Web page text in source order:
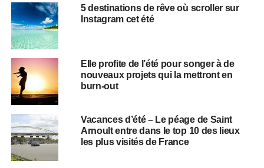
5 destinations de rêve où scroller sur
Instagram cet été
Elle profite de l’été pour songer à de
nouveaux projets qui la mettront en
burn-out
Vacances d’été – Le péage de Saint
Arnoult entre dans le top 10 des lieux
les plus visités de France